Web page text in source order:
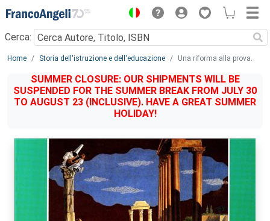
Menu
Cerca:
Main content
Home Storia dell'istruzione e dell'educazione Una riforma alla prova.
SUMMER CLOSURE: OUR SHIPMENTS WILL BE
SUSPENDED FOR THE SUMMER BREAK FROM JULY 30
TO AUGUST 23 (INCLUSIVE). HAVE A GREAT SUMMER
HOLIDAY!